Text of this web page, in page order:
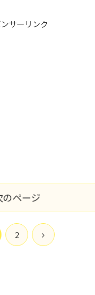
サーリンク
のページ
2
次